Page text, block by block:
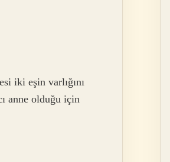
iki eşin varlığını
anne olduğu için